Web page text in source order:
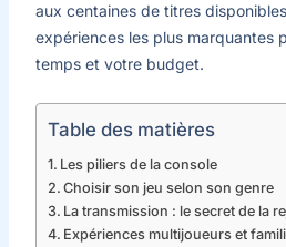
aux centaines de titres
expériences les plus marquantes
temps et votre budget.
Table des matières
Les piliers de la console
Choisir son jeu selon son genre
La transmission : le secret de la
Expériences multijoueurs et